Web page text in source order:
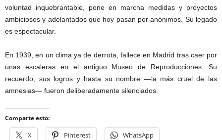
voluntad inquebrantable, pone en marcha medidas y proyectos
ambiciosos y adelantados que hoy pasan por anónimos. Su legado
es espectacular.
En 1939, en un clima ya de derrota, fallece en Madrid tras caer por
unas escaleras en el antiguo Museo de Reproducciones. Su
recuerdo, sus logros y hasta su nombre —la más cruel de las
amnesias— fueron deliberadamente silenciados.
Comparte esto:
X Pinterest WhatsApp